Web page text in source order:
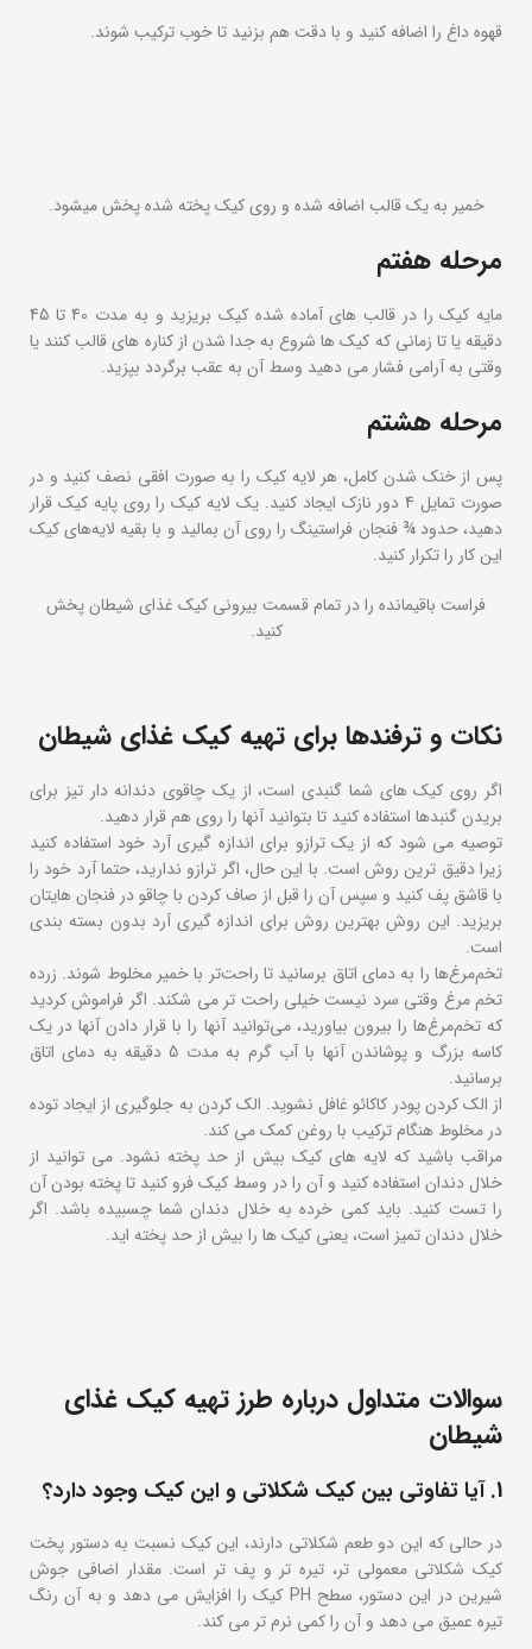
قهوه داغ را اضافه کنید و با دقت هم بزنید تا خوب ترکیب شوند.
خمیر به یک قالب اضافه شده و روی کیک پخته شده پخش میشود.
مرحله هفتم
مایه کیک را در قالب های آماده شده کیک بریزید و به مدت 40 تا 45
دقیقه یا تا زمانی که کیک ها شروع به جدا شدن از کناره های قالب کنند یا
وقتی به آرامی فشار می دهید وسط آن به عقب برگردد بپزید.
مرحله هشتم
پس از خنک شدن کامل، هر لایه کیک را به صورت افقی نصف کنید و در
صورت تمایل 4 دور نازک ایجاد کنید. یک لایه کیک را روی پایه کیک قرار
دهید، حدود ¾ فنجان فراستینگ را روی آن بمالید و با بقیه لایه‌های کیک
این کار را تکرار کنید.
فراست باقیمانده را در تمام قسمت بیرونی کیک غذای شیطان پخش
کنید.
نکات و ترفندها برای تهیه کیک غذای شیطان
اگر روی کیک های شما گنبدی است، از یک چاقوی دندانه دار تیز برای
بریدن گنبدها استفاده کنید تا بتوانید آنها را روی هم قرار دهید.
توصیه می شود که از یک ترازو برای اندازه گیری آرد خود استفاده کنید
زیرا دقیق ترین روش است. با این حال، اگر ترازو ندارید، حتما آرد خود را
با قاشق پف کنید و سپس آن را قبل از صاف کردن با چاقو در فنجان هایتان
بریزید. این روش بهترین روش برای اندازه گیری آرد بدون بسته بندی
است.
تخم‌مرغ‌ها را به دمای اتاق برسانید تا راحت‌تر با خمیر مخلوط شوند. زرده
تخم مرغ وقتی سرد نیست خیلی راحت تر می شکند. اگر فراموش کردید
که تخم‌مرغ‌ها را بیرون بیاورید، می‌توانید آنها را با قرار دادن آنها در یک
کاسه بزرگ و پوشاندن آنها با آب گرم به مدت 5 دقیقه به دمای اتاق
برسانید.
از الک کردن پودر کاکائو غافل نشوید. الک کردن به جلوگیری از ایجاد توده
در مخلوط هنگام ترکیب با روغن کمک می کند.
مراقب باشید که لایه های کیک بیش از حد پخته نشود. می توانید از
خلال دندان استفاده کنید و آن را در وسط کیک فرو کنید تا پخته بودن آن
را تست کنید. باید کمی خرده به خلال دندان شما چسبیده باشد. اگر
خلال دندان تمیز است، یعنی کیک ها را بیش از حد پخته اید.
سوالات متداول درباره طرز تهیه کیک غذای
شیطان
1. آیا تفاوتی بین کیک شکلاتی و این کیک وجود دارد؟
در حالی که این دو طعم شکلاتی دارند، این کیک نسبت به دستور پخت
کیک شکلاتی معمولی تر، تیره تر و پف تر است. مقدار اضافی جوش
شیرین در این دستور، سطح PH کیک را افزایش می دهد و به آن رنگ
تیره عمیق می دهد و آن را کمی نرم تر می کند.